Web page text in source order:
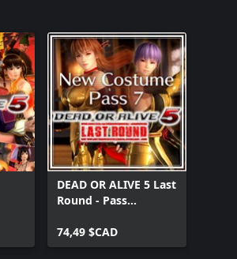
DEAD OR ALIVE 5 Last
Round - Pass
74,49 $CAD